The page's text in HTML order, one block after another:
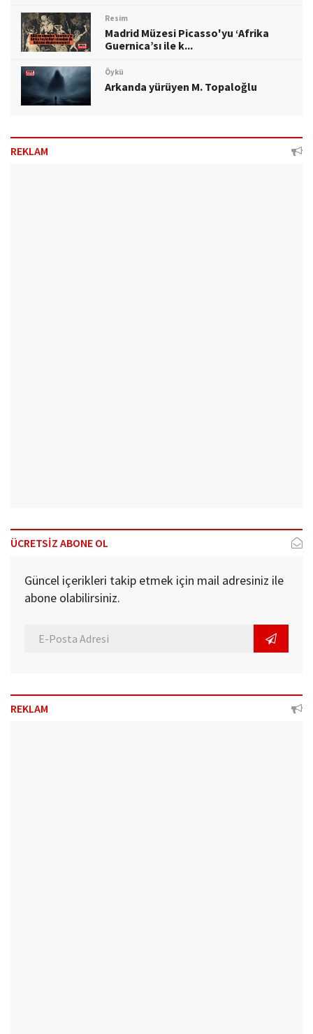
Resim
Madrid Müzesi Picasso'yu ‘Afrika
Guernica’sı ile k...
Öykü
Arkanda yürüyen M. Topaloğlu
REKLAM
ÜCRETSİZ ABONE OL
Güncel içerikleri takip etmek için mail adresiniz ile
abone olabilirsiniz.
REKLAM